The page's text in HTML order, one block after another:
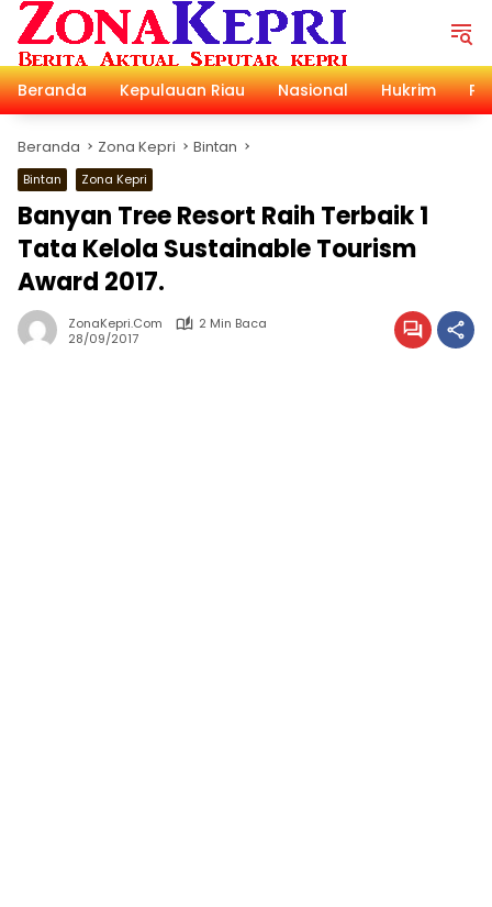
Langsung
konten
Beranda
Kepulauan Riau Nasional Hukrim
Beranda Zona Kepri Bintan
Bintan Zona Kepri
Banyan Tree Resort Raih Terbaik 1
Tata Kelola Sustainable Tourism
Award 2017.
ZonaKepri.com
2 Min Baca
28/09/2017